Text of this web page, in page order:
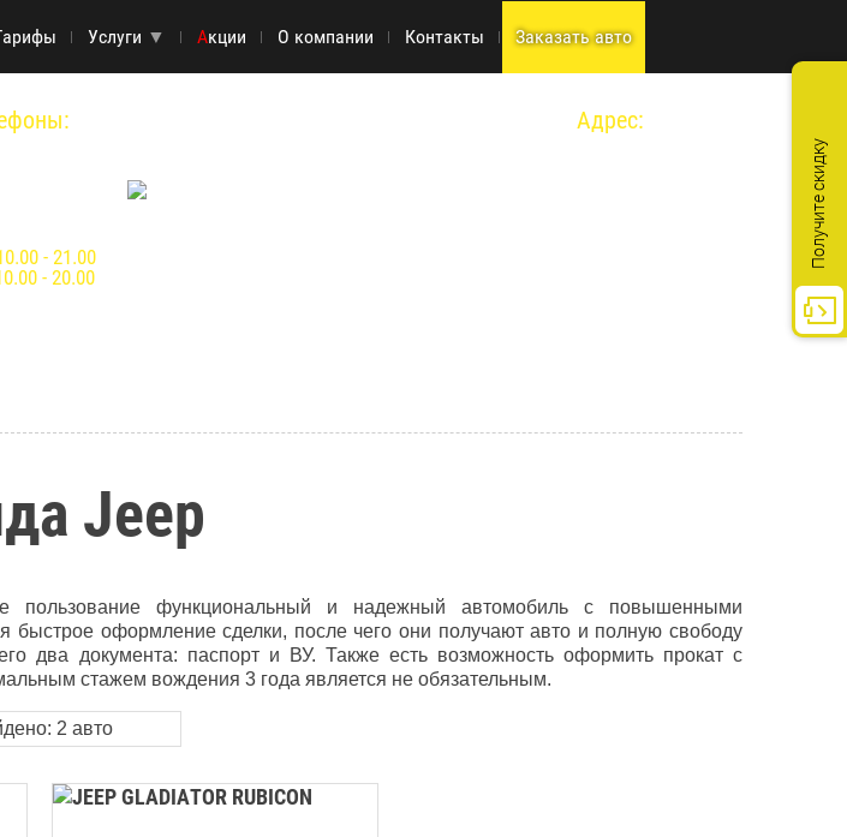
Услуги ▼ Акции О компании Контакты Заказать авто
- 21.00
- 20.00
Адрес:
Jeep
функциональный и надежный автомобиль с повышенными
быстрое оформление сделки, после чего они получают авто и полную свободу
два документа: паспорт и ВУ. Также есть возможность оформить прокат с
стажем вождения 3 года является не обязательным.
2 авто
Получите скидку